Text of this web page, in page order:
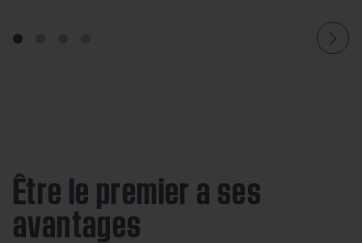
Être le premier a ses
avantages